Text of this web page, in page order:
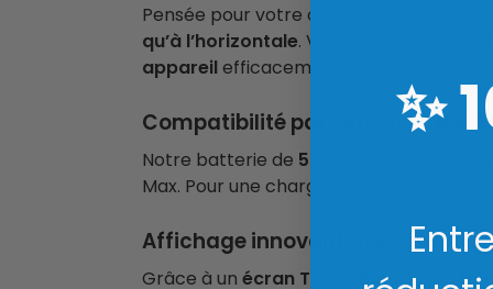
Pensée pour votre confort, notre
qu’à l’horizontale. Vous pouvez ainsi
appareilefficacement.
Compatibilité parfaite avec les
Notre batterie de 5000mAh
Max. Pour une charge magnétique
Affichage innovant avec
Grâce à un écran TFT intégré , la
✨